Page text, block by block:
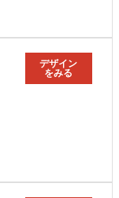
デザイン
をみる